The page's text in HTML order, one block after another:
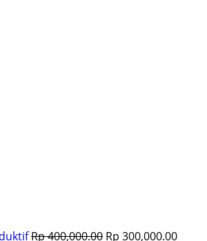
Rp400,000.00 Rp 300,000.00